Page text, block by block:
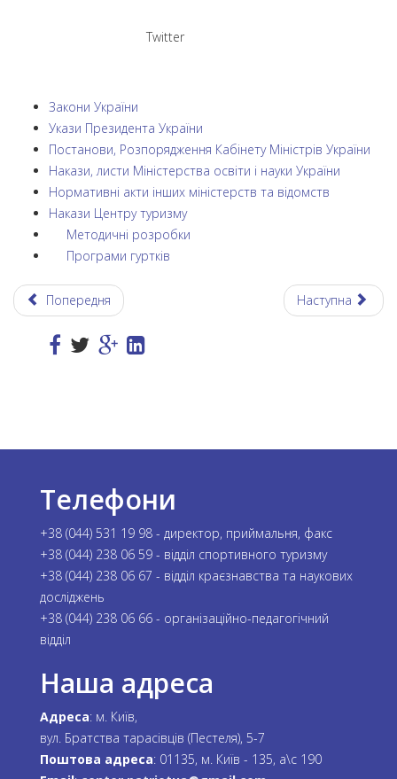
Twitter
Закони України
Укази Президента України
Постанови, Розпорядження Кабінету Міністрів України
Накази, листи Міністерства освіти і науки України
Нормативні акти інших міністерств та відомств
Накази Центру туризму
Методичні розробки
Програми гуртків
Попередня Наступна
Телефони
+38 (044) 531 19 98 - директор, приймальня, факс
+38 (044) 238 06 59 - відділ спортивного туризму
+38 (044) 238 06 67 - відділ краєзнавства та наукових
досліджень
+38 (044) 238 06 66 - організаційно-педагогічний
відділ
Наша адреса
Адреса: м. Київ,
вул. Братства тарасівців (Пестеля), 5-7
Поштова адреса: 01135, м. Київ - 135, а\с 190